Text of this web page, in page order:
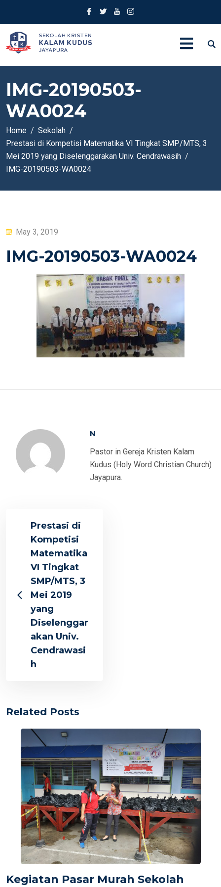
IMG-20190503-
WA0024
Home
Sekolah
Prestasi di Kompetisi Matematika VI Tingkat SMP/MTS, 3
Mei 2019 yang Diselenggarakan Univ. Cendrawasih
IMG-20190503-WA0024
Posted
May 3, 2019
IMG-20190503-WA0024
N
Pastor in Gereja Kristen Kalam
Kudus (Holy Word Christian Church)
Jayapura.
Prestasi di
Kompetisi
Matematika
VI Tingkat
SMP/MTS, 3
Mei 2019
yang
Diselenggar
akan Univ.
Cendrawasi
h
Related Posts
Kegiatan Pasar Murah Sekolah